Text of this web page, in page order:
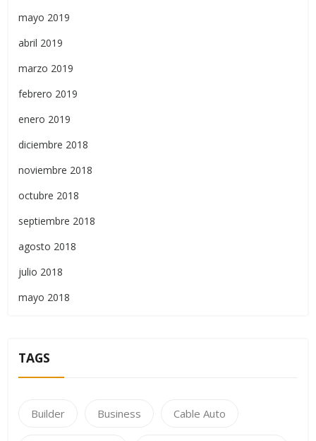
mayo 2019
abril 2019
marzo 2019
febrero 2019
enero 2019
diciembre 2018
noviembre 2018
octubre 2018
septiembre 2018
agosto 2018
julio 2018
mayo 2018
TAGS
Builder Business Cable Auto